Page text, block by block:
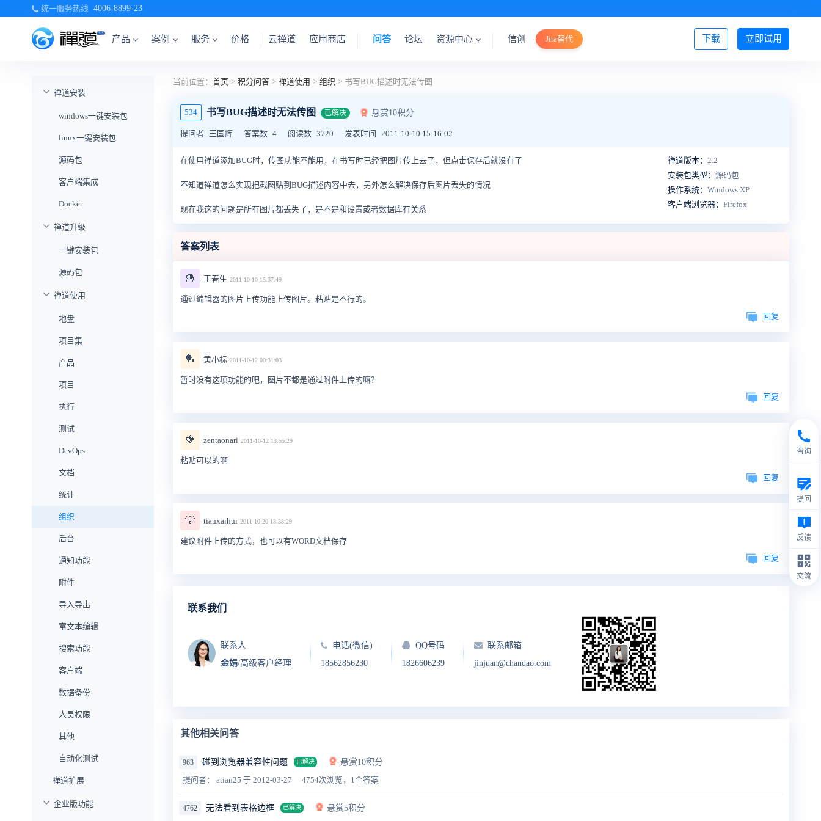
统一服务热线 4006-8899-23
产品 案例 服务 价格 立即试用
下载
云禅道 应用商店 问答 论坛 资源中心 信创 Jira替代 登录/注册
禅道安装
windows一键安装包
linux一键安装包
源码包
客户端集成
Docker
禅道升级
一键安装包
源码包
禅道使用
地盘
项目集
产品
项目
执行
测试
DevOps
文档
统计
组织
后台
通知功能
附件
导入导出
富文本编辑
搜索功能
客户端
数据备份
人员权限
其他
自动化测试
禅道扩展
企业版功能
当前位置： 首页 > 积分问答 > 禅道使用 > 组织 > 书写BUG描述时无法传图
534 书写BUG描述时无法传图 已解决 悬赏10积分
提问者 王国辉 答案数 4 阅读数 3720 发表时间 2011-10-10 15:16:02
在使用禅道添加BUG时，传图功能不能用，在书写时已经把图片传上去了，但点击保存后就没有了
不知道禅道怎么实现把截图贴到BUG描述内容中去，另外怎么解决保存后图片丢失的情况
现在我这的问题是所有图片都丢失了，是不是和设置或者数据库有关系
禅道版本： 2.2
安装包类型： 源码包
操作系统： Windows XP
客户端浏览器： Firefox
答案列表
🍟 王春生 2011-10-10 15:37:49
通过编辑器的图片上传功能上传图片。粘贴是不行的。
回复
🏓 黄小标 2011-10-12 00:31:03
暂时没有这项功能的吧，图片不都是通过附件上传的嘛？
回复
🍓 zentaonari 2011-10-12 13:55:29
粘贴可以的啊
回复
💡 tianxaihui 2011-10-20 13:38:29
建议附件上传的方式，也可以有WORD文档保存
回复
联系我们
联系人
金娟/高级客户经理
电话(微信)
18562856230
QQ号码
1826606239
联系邮箱
jinjuan@chandao.com
其他相关问答
963 碰到浏览器兼容性问题 已解决
悬赏10积分
提问者： atian25 于 2012-03-27 4754次浏览，1个答案
4762 无法看到表格边框 已解决 悬赏5积分
咨询
提问
反馈
交流